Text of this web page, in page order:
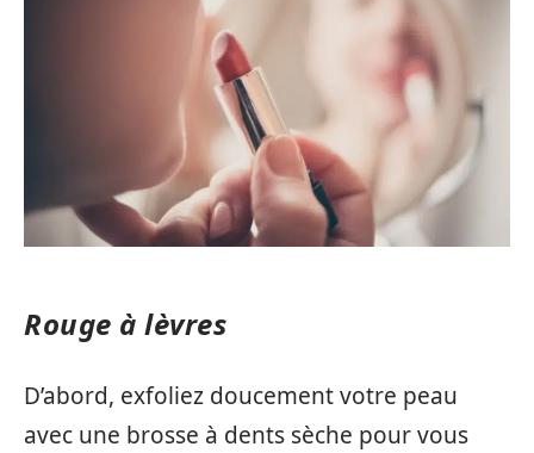
Rouge à lèvres
D’abord, exfoliez doucement votre peau
avec une brosse à dents sèche pour vous